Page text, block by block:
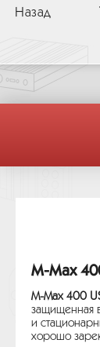
Назад
M-Max
M-Max 400
защищенная
и
хорошо